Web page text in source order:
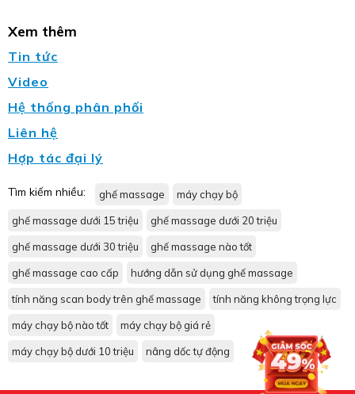
Xem thêm
Tin tức
Video
Hệ thống phân phối
Liên hệ
Hợp tác đại lý
Tìm kiếm nhiều: ghế massage máy chạy bộ
ghế massage dưới 15 triệu ghế massage dưới 20 triệu
ghế massage dưới 30 triệu ghế massage nào tốt
ghế massage cao cấp hướng dẫn sử dụng ghế massage
tính năng scan body trên ghế massage tính năng không trọng lực
máy chạy bộ nào tốt máy chạy bộ giá rẻ
máy chạy bộ dưới 10 triệu nâng dốc tự động